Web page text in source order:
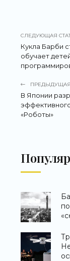
СЛЕДУЮЩАЯ
Кукла Барби
обучает
ПРЕДЫДУЩАЯ
В Японии
«Роботы»